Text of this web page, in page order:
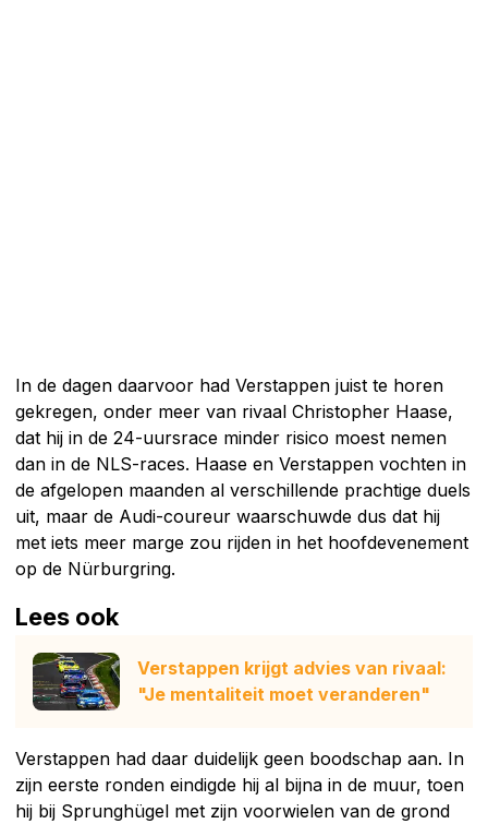
In de dagen daarvoor had Verstappen juist te horen
gekregen, onder meer van rivaal Christopher Haase,
dat hij in de 24-uursrace minder risico moest nemen
dan in de NLS-races. Haase en Verstappen vochten in
de afgelopen maanden al verschillende prachtige duels
uit, maar de Audi-coureur waarschuwde dus dat hij
met iets meer marge zou rijden in het hoofdevenement
op de Nürburgring.
Lees ook
Verstappen krijgt advies van rivaal:
"Je mentaliteit moet veranderen"
Verstappen had daar duidelijk geen boodschap aan. In
zijn eerste ronden eindigde hij al bijna in de muur, toen
hij bij Sprunghügel met zijn voorwielen van de grond